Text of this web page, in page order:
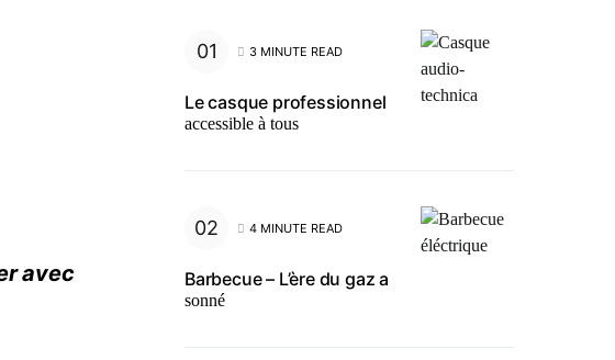
avec
3 MINUTE READ
Le casque professionnel
accessible à tous
4 MINUTE READ
Barbecue – L’ère du gaz a
sonné